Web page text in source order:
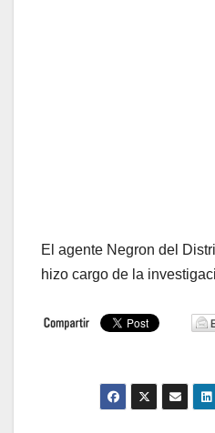
El agente Negron del
hizo cargo de la